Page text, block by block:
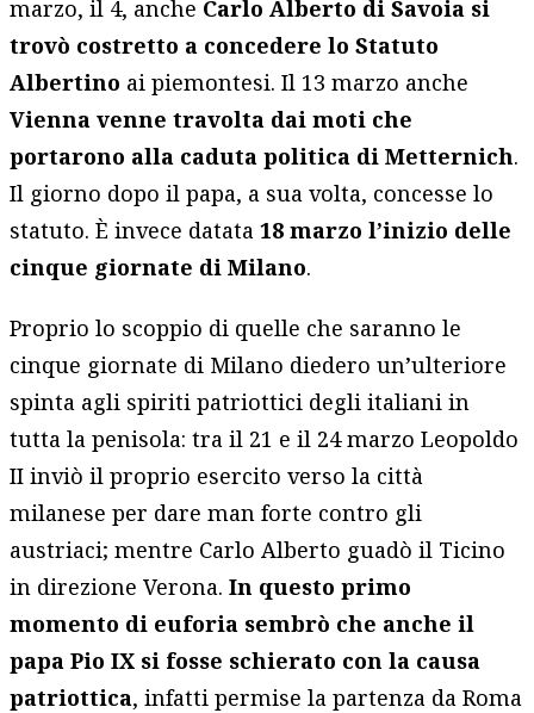
marzo, il 4, anche Carlo Alberto di Savoia si
trovò costretto a concedere lo Statuto
Albertino ai piemontesi. Il 13 marzo anche
Vienna venne travolta dai moti che
portarono alla caduta politica di Metternich.
Il giorno dopo il papa, a sua volta, concesse lo
statuto. È invece datata18 marzo l’inizio delle
cinque giornate di Milano.
Proprio lo scoppio di quelle che saranno le
cinque giornate di Milano diedero un’ulteriore
spinta agli spiriti patriottici degli italiani in
tutta la penisola: tra il 21 e il 24 marzo Leopoldo
II inviò il proprio esercito verso la città
milanese per dare man forte contro gli
austriaci; mentre Carlo Alberto guadò il Ticino
in direzione Verona.In questo primo
momento di euforia sembrò che anche il
papa Pio IX si fosse schierato con la causa
patriottica, infatti permise la partenza da Roma